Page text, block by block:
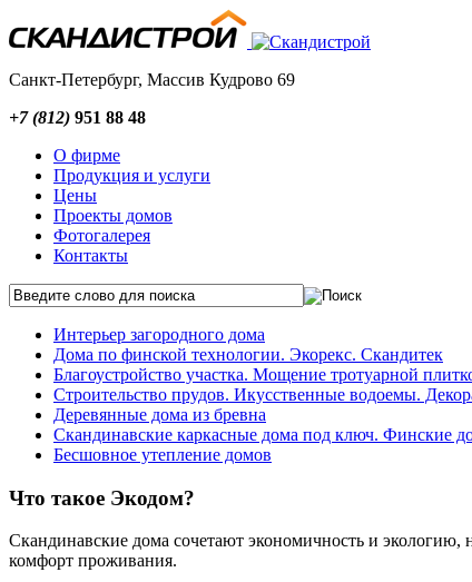
Санкт-Петербург, Массив Кудрово 69
+7 (812) 951 88 48
О фирме
Продукция и услуги
Цены
Проекты домов
Фотогалерея
Контакты
Интерьер загородного дома
Дома по финской технологии. Экорекс. Скандитек
Благоустройство участка. Мощение тротуарной
Строительство прудов. Икусственные водоемы.
Деревянные дома из бревна
Скандинавские каркасные дома под ключ. Финские
Бесшовное утепление домов
Что такое Экодом?
Скандинавские дома сочетают экономичность и экологию,
комфорт проживания.